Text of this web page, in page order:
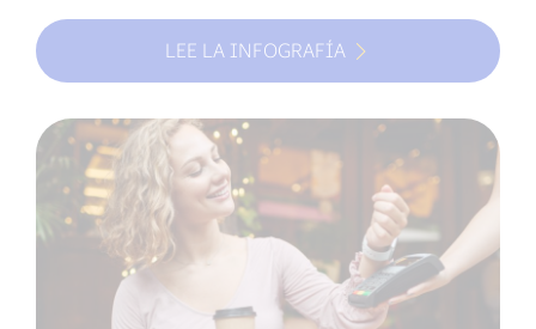
LEE LA INFOGRAFÍA